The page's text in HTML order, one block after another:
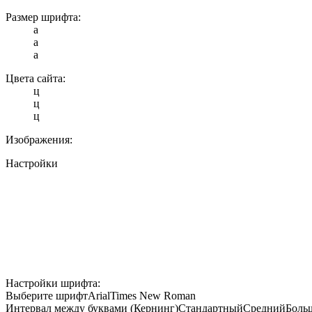
Размер шрифта:
a
a
a
Цвета сайта:
ц
ц
ц
Изображения:
Настройки
Настройки шрифта:
Выберите шрифтArialTimes New Roman
Интервал между буквами (Кернинг)СтандартныйСредний